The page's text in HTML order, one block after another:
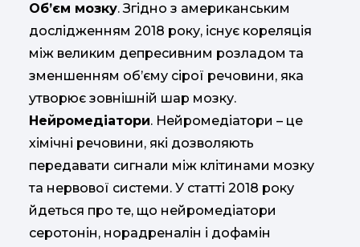
Об’єм мозку. Згідно з американським
дослідженням 2018 року, існує кореляція
між великим депресивним розладом та
зменшенням об’єму сірої речовини, яка
утворює зовнішній шар мозку.
Нейромедіатори. Нейромедіатори – це
хімічні речовини, які дозволяють
передавати сигнали між клітинами мозку
та нервової системи. У статті 2018 року
йдеться про те, що нейромедіатори
серотонін, норадреналін і дофамін